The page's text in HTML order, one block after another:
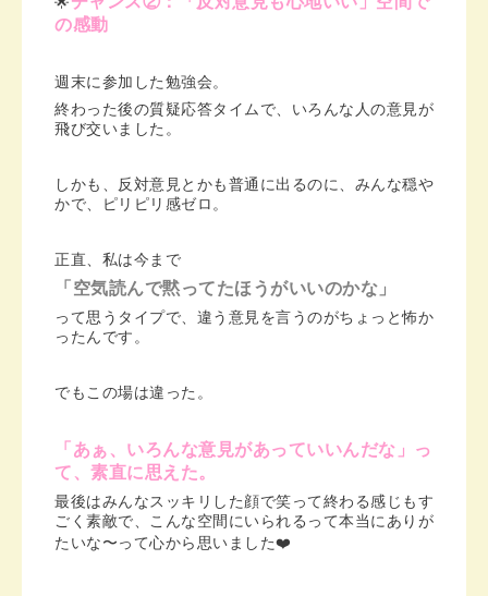
の感動
週末に参加した勉強会。
終わった後の質疑応答タイムで、いろんな人の意見が
飛び交いました。
しかも、反対意見とかも普通に出るのに、みんな穏や
かで、ピリピリ感ゼロ。
正直、私は今まで
「空気読んで黙ってたほうがいいのかな」
って思うタイプで、違う意見を言うのがちょっと怖か
ったんです。
でもこの場は違った。
「あぁ、いろんな意見があっていいんだな」っ
て、素直に思えた。
最後はみんなスッキリした顔で笑って終わる感じもす
ごく素敵で、 こんな空間にいられるって本当にありが
たいな〜って心から思いました❤️